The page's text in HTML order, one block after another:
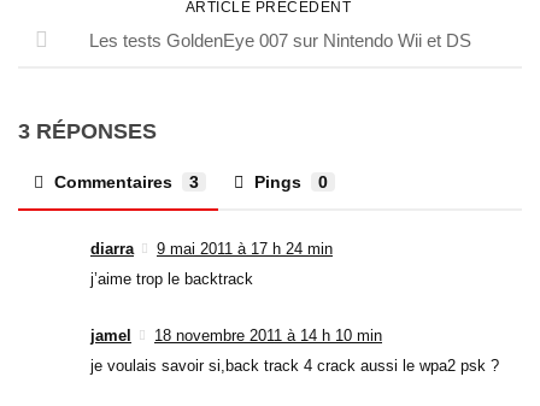
ARTICLE PRÉCÉDENT
Les tests GoldenEye 007 sur Nintendo Wii et DS
3 RÉPONSES
Commentaires 3 Pings 0
diarra
9 mai 2011 à 17 h 24 min
j’aime trop le backtrack
jamel
18 novembre 2011 à 14 h 10 min
je voulais savoir si,back track 4 crack aussi le wpa2 psk ?